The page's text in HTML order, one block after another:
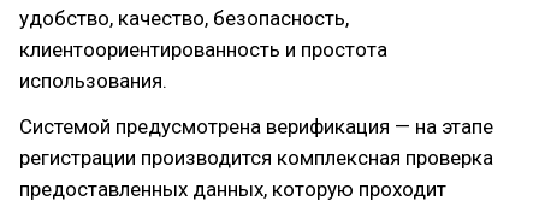
удобство, качество, безопасность,
клиентоориентированность и простота
использования.
Системой предусмотрена верификация — на этапе
регистрации производится комплексная проверка
предоставленных данных, которую проходит